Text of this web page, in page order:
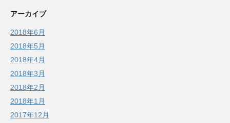
アーカイブ
2018年6月
2018年5月
2018年4月
2018年3月
2018年2月
2018年1月
2017年12月